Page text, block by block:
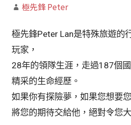
極先鋒 Peter
極先鋒Peter Lan是特殊旅遊的
玩家，
28年的領隊生涯，走過187個
精采的生命經歷。
如果你有探險夢，如果您想要
將您的期待交給他，絕對令您